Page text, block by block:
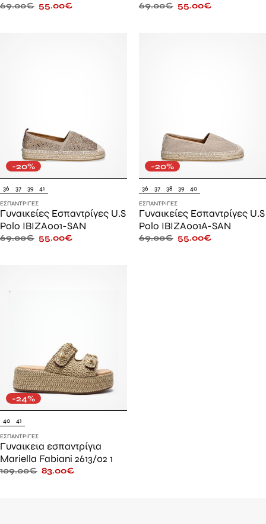
69.00€ 55.00€ 69.00€ 55.00€
-20%
36 37 39 41
ΕΣΠΑΝΤΡΊΓΕΣ
Γυναικείες Εσπαντρίγες U.S
Polo IBIZA001-SAN
69.00€ 55.00€
-20%
36 37 38 39 40
ΕΣΠΑΝΤΡΊΓΕΣ
Γυναικείες Εσπαντρίγες U.S
Polo IBIZA001A-SAN
69.00€ 55.00€
-24%
40 41
ΕΣΠΑΝΤΡΊΓΕΣ
Γυναικεια εσπαντρίγια
Mariella Fabiani 2613/02 1
109.00€ 83.00€